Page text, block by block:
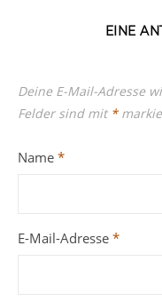
EINE
Deine E-Mail-Adresse
Felder sind mit *
Name *
E-Mail-Adresse *